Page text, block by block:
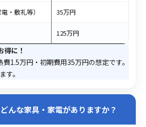
・敷礼等） 35万円
125万円
得に！
1.5万円・初期費用35万円の想定です。
す。
んな家具・家電がありますか？